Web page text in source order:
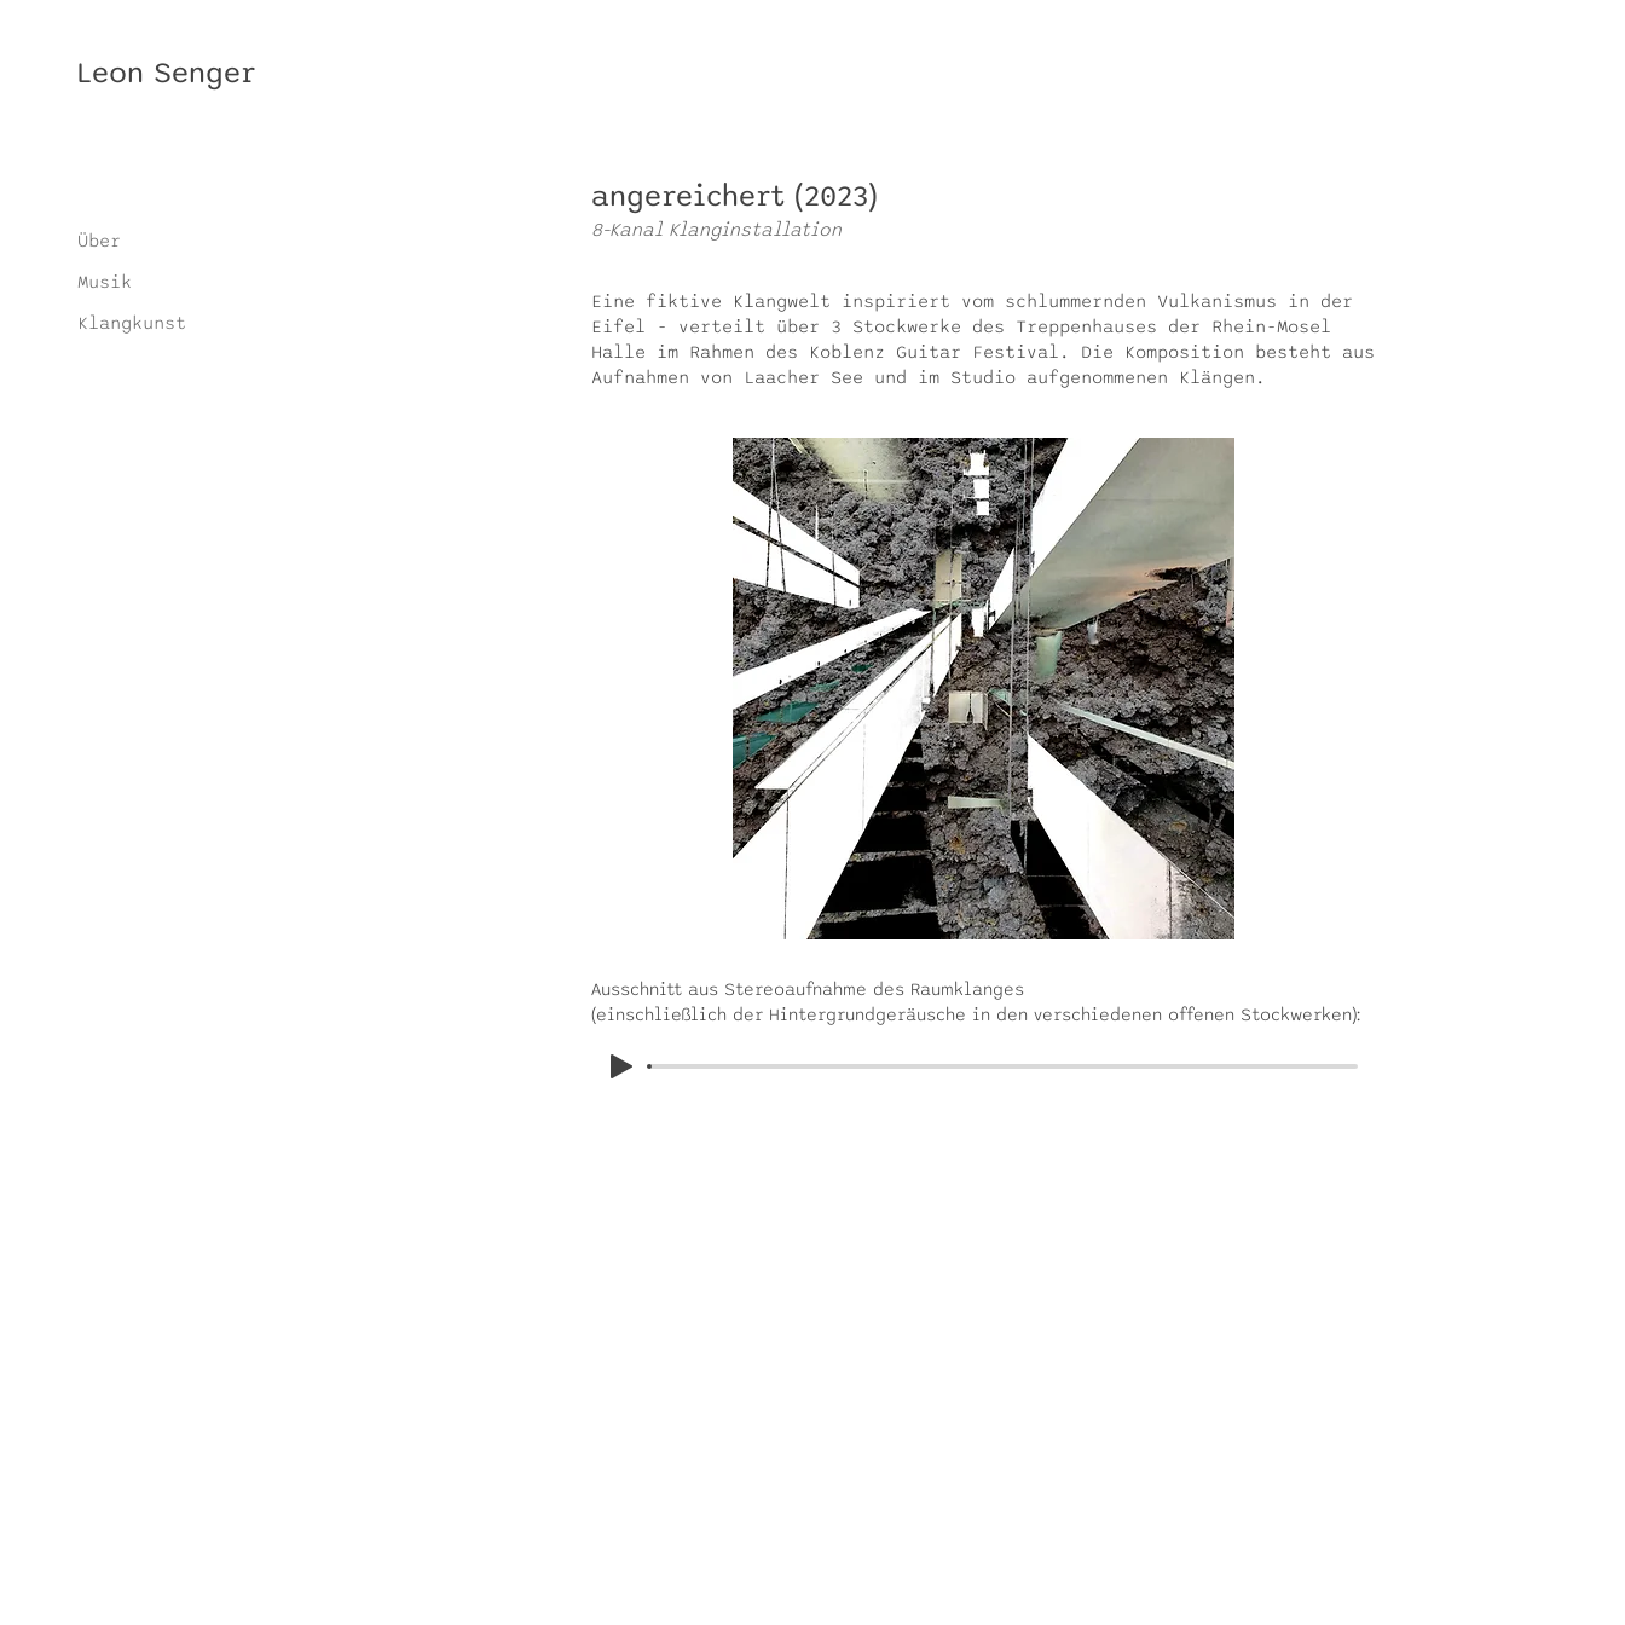
Über
Musik
Klangkunst
Leon Senger
angereichert (2023)
8-Kanal Klanginstallation
Eine fiktive Klangwelt inspiriert vom schlummernden Vulkanismus in der
Eifel - verteilt über 3 Stockwerke des Treppenhauses der Rhein-Mosel
Halle im Rahmen des Koblenz Guitar Festival. Die Komposition besteht aus
Aufnahmen von Laacher See und im Studio aufgenommenen Klängen.
Ausschnitt aus Stereoaufnahme des Raumklanges
(einschließlich der Hintergrundgeräusche in den verschiedenen offenen Stockwerken):